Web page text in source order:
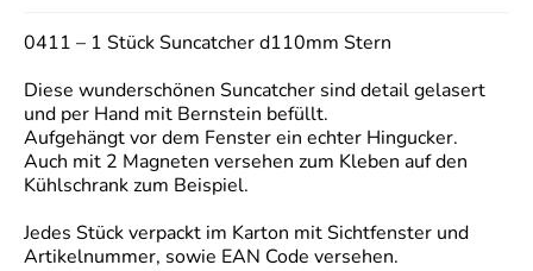
0411 – 1 Stück Suncatcher d110mm Stern
Diese wunderschönen Suncatcher sind detail gelasert
und per Hand mit Bernstein befüllt.
Aufgehängt vor dem Fenster ein echter Hingucker.
Auch mit 2 Magneten versehen zum Kleben auf den
Kühlschrank zum Beispiel.
Jedes Stück verpackt im Karton mit Sichtfenster und
Artikelnummer, sowie EAN Code versehen.